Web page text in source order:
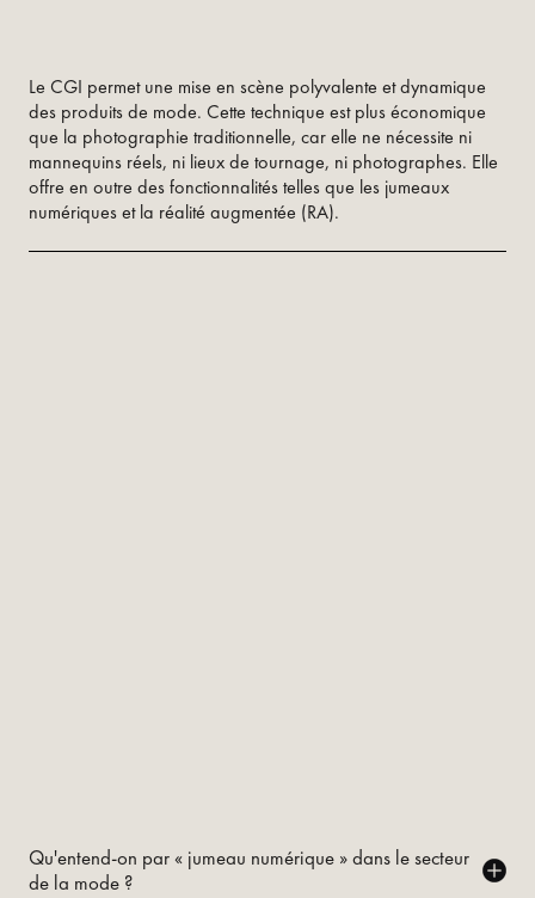
Le CGI permet une mise en scène polyvalente et dynamique
des produits de mode. Cette technique est plus économique
que la photographie traditionnelle, car elle ne nécessite ni
mannequins réels, ni lieux de tournage, ni photographes. Elle
offre en outre des fonctionnalités telles que les jumeaux
numériques et la réalité augmentée (RA).
Qu'entend-on par « jumeau numérique » dans le secteur
de la mode ?